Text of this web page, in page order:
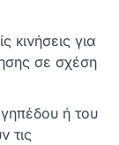
κινήσεις για
σε σχέση
ή του
τις